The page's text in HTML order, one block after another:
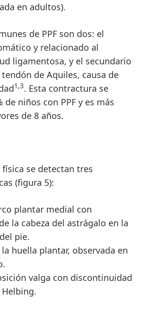
en adultos).
de PPF son dos: el
y relacionado al
ligamentosa, y el secundario
de Aquiles, causa de
1,3. Esta contractura se
de niños con PPF y es más
de 8 años.
se detectan tres
(figura 5):
plantar medial con
la cabeza del astrágalo en la
pie.
huella plantar, observada en
valga con discontinuidad